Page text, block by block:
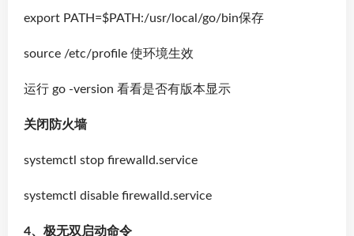
export PATH=$PATH:/usr/local/go/bin保存
source /etc/profile 使环境生效
运行 go -version 看看是否有版本显示
关闭防火墙
systemctl stop firewalld.service
systemctl disable firewalld.service
4、极无双启动命令